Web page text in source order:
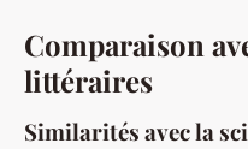
Comparaison
littéraires
Similarités avec la